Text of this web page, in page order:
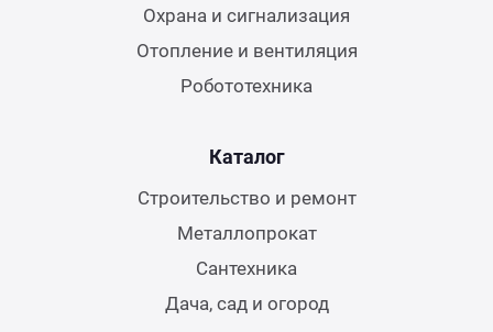
Охрана и сигнализация
Отопление и вентиляция
Робототехника
Каталог
Строительство и ремонт
Металлопрокат
Сантехника
Дача, сад и огород